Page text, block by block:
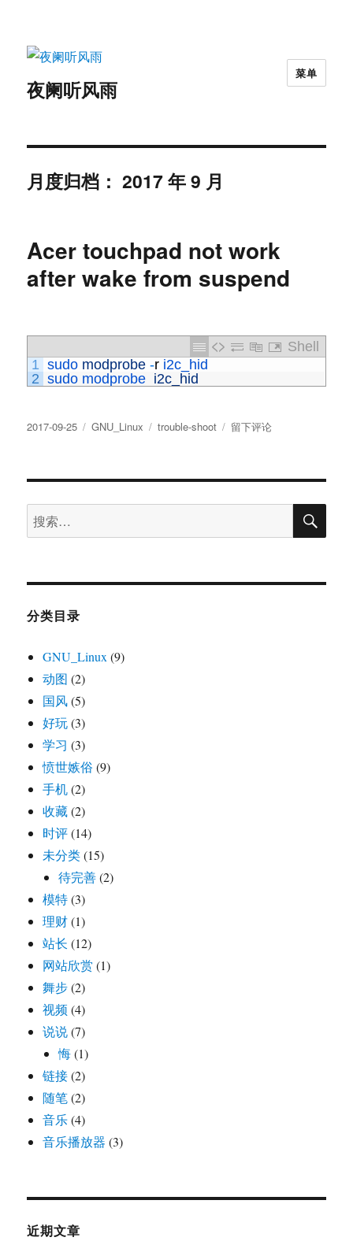
夜阑听风雨
菜单
月度归档：2017 年 9 月
Acer touchpad not work
after wake from suspend
Shell
1
2
sudo modprobe -r i2c_hid
sudo modprobe i2c_hid
发
2017-09-25
分
GNU_Linux
标
trouble-shoot
于
not
after
from
留下评论
搜
索：
搜
分类目录
GNU_Linux(9)
动图 (2)
国风(5)
好玩(3)
学习 (3)
愤世嫉俗 (9)
手机(2)
收藏(2)
时评(14)
未分类(15)
待完善(2)
模特(3)
理财(1)
站长 (12)
网站欣赏 (1)
舞步(2)
视频 (4)
说说(7)
悔(1)
链接(2)
随笔(2)
音乐(4)
音乐播放器 (3)
近期文章